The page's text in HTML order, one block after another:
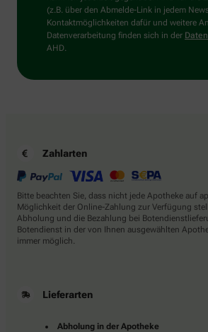
die
Flagge.
(z.B. über den Abmelde-Link in jedem
Kontaktmöglichkeiten dafür und weitere
Datenverarbeitung finden sich in der
AHD.
Zahlarten
Bitte beachten Sie, dass nicht jede Apotheke auf
Möglichkeit der Online-Zahlung zur Verfügung
Abholung und die Bezahlung bei
Botendienst in der von Ihnen ausgewählten
immer möglich.
Lieferarten
Abholung in der Apotheke